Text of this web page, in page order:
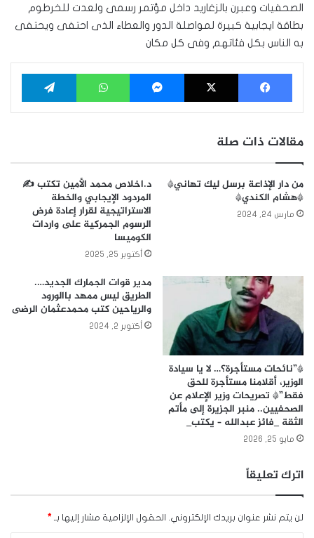
الصحفيات وعبرن بالزغاريد داخل مؤتمر رسمى ولعدت للخرطوم
بطاقة ايجابية كبيرة لمواصلة الدور والعطاء الذى احتفى ويحتفى
به الناس بكل فئاتهم وفى كل مكان
فيسبوك ‫X ماسنجر واتساب
مقالات ذات صلة
من دار الإذاعة برسل ليك تهاني*
*هشام الكندي*
مارس 24, 2024
د.اخلاص محمد الأمين تكتب ✍️
المردود الإيجابي والخطة
الاستراتيجية لقرار إعادة فرض
الرسوم الجمركية على واردات
الكوميسا
أكتوبر 25, 2025
*”نائحات مستأجرة؟… لا يا سيادة
الوزير، أقلامنا مستأجرة للحق
فقط”* تصريحات وزير الإعلام عن
الصحفيين.. منبر الجزيرة إلى مأتم
الثقة _فائز عبدالله – يكتب_
مايو 25, 2026
مدير قوات الجمارك الجديد….
الطريق ليس ممهد باالورود
والرياحين كتب محمدعثمان الرضى
أكتوبر 2, 2024
اترك تعليقاً
لن يتم نشر عنوان بريدك الإلكتروني. الحقول الإلزامية مشار إليها بـ *